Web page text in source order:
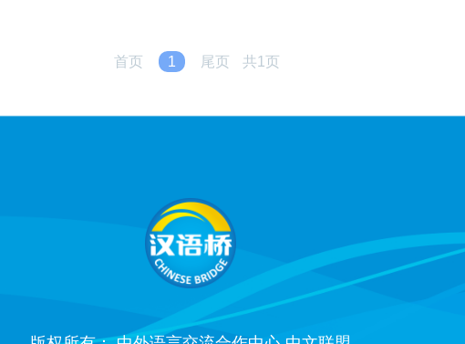
首页 1 尾页 共1页